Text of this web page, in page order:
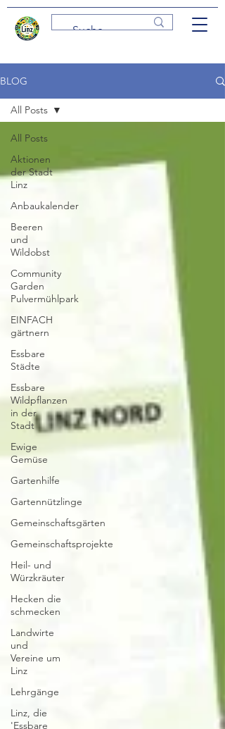
BLOG
All Posts
Aktionen
der Stadt
Linz
Anbaukalender
Beeren
und
Wildobst
Community
Garden
Pulvermühlpark
EINFACH
gärtnern
Essbare
Städte
Essbare
Wildpflanzen
in der
Stadt
Ewige
Gemüse
Gartenhilfe
Gartennützlinge
Gemeinschaftsgärten
Gemeinschaftsprojekte
Heil- und
Würzkräuter
Hecken die
schmecken
Landwirte
und
Vereine um
Linz
Lehrgänge
Linz, die
'Essbare
All Posts